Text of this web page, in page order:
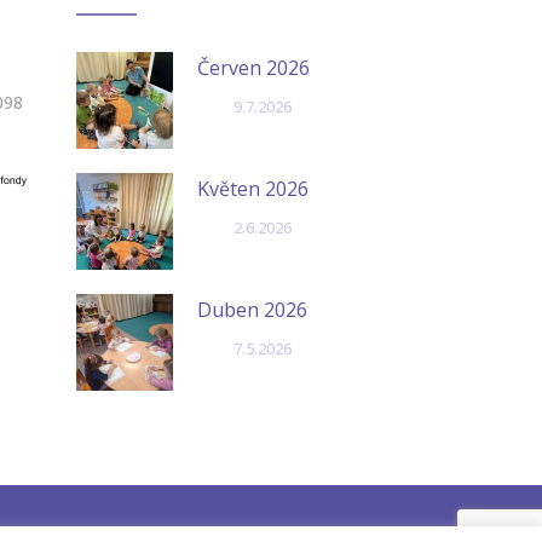
Červen 2026
9.7.2026
Květen 2026
2.6.2026
Duben 2026
7.5.2026